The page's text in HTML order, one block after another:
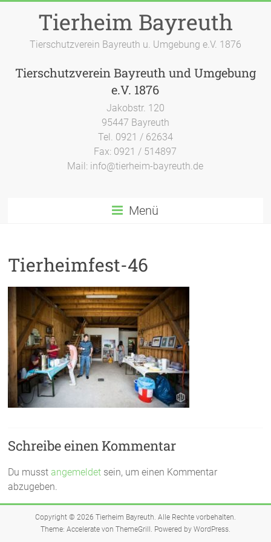
Tierheim Bayreuth
Tierschutzverein Bayreuth u. Umgebung e.V. 1876
Tierschutzverein Bayreuth und Umgebung
e.V. 1876
Jakobstr. 120
95447 Bayreuth
Tel. 0921 / 62634
Fax: 0921 / 514897
Mail: info@tierheim-bayreuth.de
Menü
Tierheimfest-46
Schreibe einen Kommentar
Du musstangemeldet sein, um einen Kommentar
abzugeben.
Copyright © 2026 Tierheim Bayreuth. Alle Rechte vorbehalten.
Theme: Acceleratevon ThemeGrill. Powered by WordPress.